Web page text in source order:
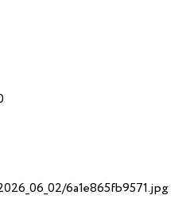
2026_06_02/6a1e865fb9571.jpg